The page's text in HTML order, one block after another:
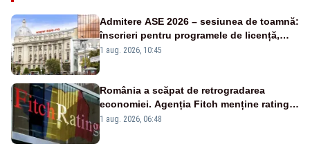
Admitere ASE 2026 – sesiunea de toamnă:
înscrieri pentru programele de licență,
masterat și doctorat
1 aug. 2026, 10:45
România a scăpat de retrogradarea
economiei. Agenția Fitch menține ratingul
„BBB-” cu perspectivă negativă
1 aug. 2026, 06:48